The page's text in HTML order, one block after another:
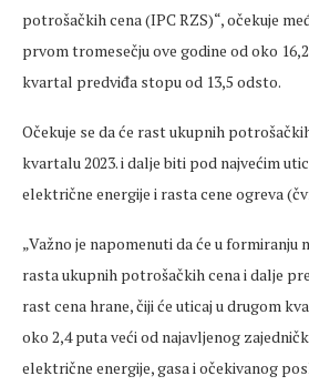
potrošačkih cena (IPC RZS)“, očekuje
prvom tromesečju ove godine od oko
kvartal predviđa stopu od 13,5 odsto.
Očekuje se da će rast ukupnih
kvartalu 2023. i dalje biti pod najvećim
električne energije i rasta cene ogreva
„Važno je napomenuti da će u formiranju
rasta ukupnih potrošačkih cena i dalje
rast cena hrane, čiji će uticaj u drugom
oko 2,4 puta veći od najavljenog
električne energije, gasa i očekivanog